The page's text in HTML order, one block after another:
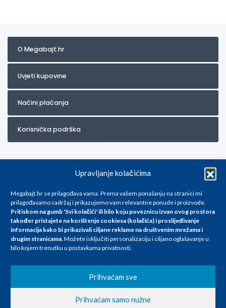
Upravljanje kolačićima
Megabajt.hr se prilagođava vama. Prema vašem ponašanju na stranici mi
prilagođavamo sadržaj i prikazujemo vam relevantne ponude i proizvode.
Pritiskom na gumb 'Svi kolačići' ili bilo koju poveznicu izvan ovog prostora
također pristajete na korištenje cookiesa (kolačića) i proslijeđivanje
informacija kako bi prikazivali ciljane reklame na društvenim mrežama i
drugim stranicama.Možete isključiti personalizaciju i ciljano oglašavanje u
bilo kojem trenutku u postavkama privatnosti.
Prihvaćam sve
Prihvaćam samo nužne
O Megabajt.hr
Uvjeti kupovine
Načini plaćanja
Korisnička podrška
Za artikle kojih trenutno nema u ponudi obratite nam se na
info@megabajt.hr. Sve cijene su informativnog karaktera i podložne su
promjenama, a
iskazane su za avansno plaćanje(gotovina) u Eurima i uključuju PDV. Sve
se razlikovati od cijena u našim poslovnicama. Trudimo se dati što bolji
i točniji opis i sliku. Unatoč tome, ne možemo garantirati da su svi
nastale u opisu proizvoda, greške prilikom štampanja te promjene